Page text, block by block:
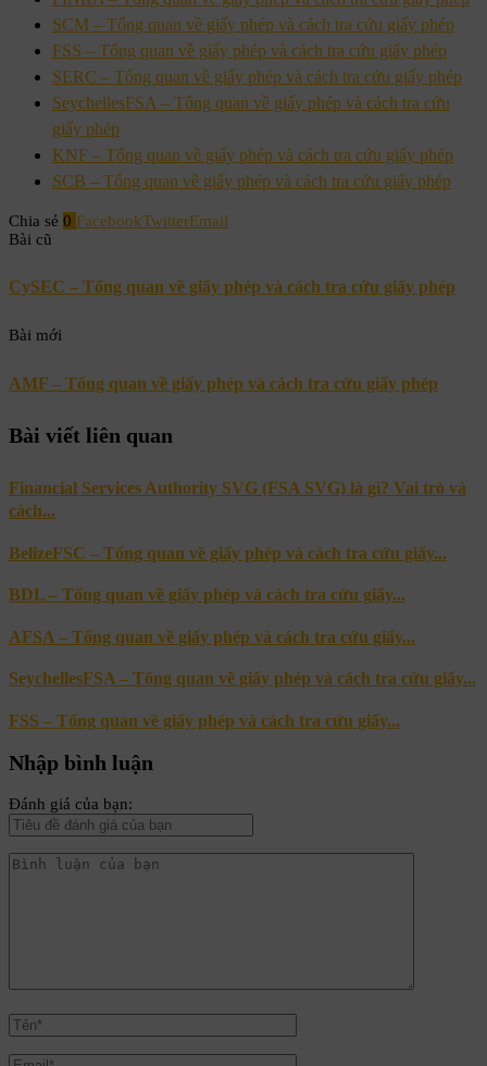
SCM – Tổng quan về giấy phép và cách tra cứu giấy phép
FSS – Tổng quan về giấy phép và cách tra cứu giấy phép
SERC – Tổng quan về giấy phép và cách tra cứu giấy phép
SeychellesFSA – Tổng quan về giấy phép và cách tra cứu
giấy phép
KNF – Tổng quan về giấy phép và cách tra cứu giấy phép
SCB – Tổng quan về giấy phép và cách tra cứu giấy phép
Chia sẻ 0 FacebookTwitterEmail
Bài cũ
CySEC – Tổng quan về giấy phép và cách tra cứu giấy phép
Bài mới
AMF – Tổng quan về giấy phép và cách tra cứu giấy phép
Bài viết liên quan
Financial Services Authority SVG (FSA SVG) là gì? Vai trò và
cách...
BelizeFSC – Tổng quan về giấy phép và cách tra cứu giấy...
BDL – Tổng quan về giấy phép và cách tra cứu giấy...
AFSA – Tổng quan về giấy phép và cách tra cứu giấy...
SeychellesFSA – Tổng quan về giấy phép và cách tra cứu giấy...
FSS – Tổng quan về giấy phép và cách tra cứu giấy...
Nhập bình luận
Đánh giá của bạn: